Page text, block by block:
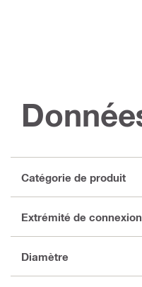
Catégorie de produit
Extrémité de connexion
Diamètre